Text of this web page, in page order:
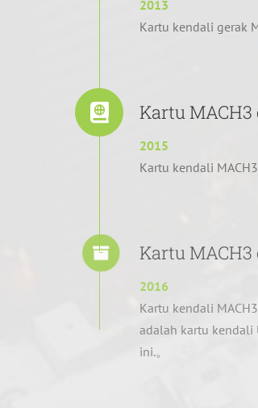
2013
Kartu kendali gerak
Kartu
2015
Kartu kendali
Kartu
2016
Kartu kendali
adalah kartu kendali
ini.。